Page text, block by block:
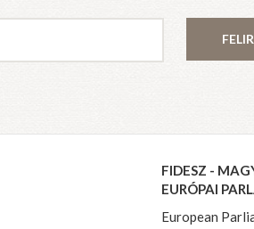
FIDESZ -
EURÓPAI
European